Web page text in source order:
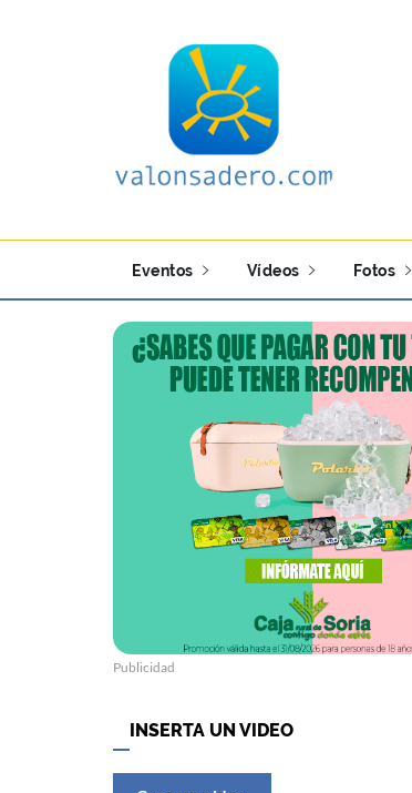
Eventos Vídeos Fotos
Publicidad
INSERTA UN VIDEO